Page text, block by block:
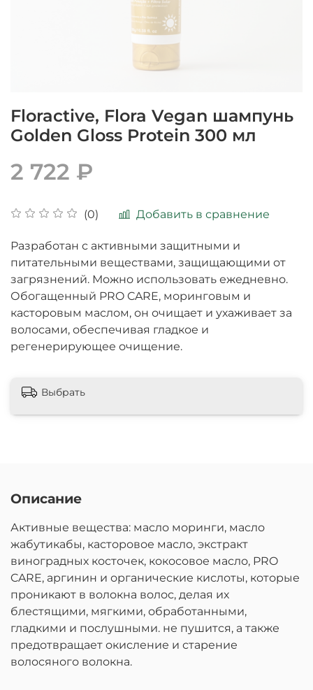
Floractive, Flora Vegan шампунь
Golden Gloss Protein 300 мл
(0) Добавить в сравнение
2 722 ₽
Разработан с активными защитными и
питательными веществами, защищающими от
загрязнений. Можно использовать ежедневно.
Обогащенный PRO CARE, моринговым и
касторовым маслом, он очищает и ухаживает за
волосами, обеспечивая гладкое и
регенерирующее очищение.
Выбрать
Описание
Активные вещества: масло моринги, масло
жабутикабы, касторовое масло, экстракт
виноградных косточек, кокосовое масло, PRO
CARE, аргинин и органические кислоты, которые
проникают в волокна волос, делая их
блестящими, мягкими, обработанными,
гладкими и послушными. не пушится, а также
предотвращает окисление и старение
волосяного волокна.